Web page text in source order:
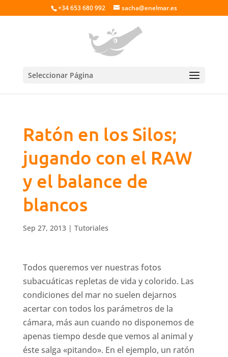
+34 653 680 992 sacha@enelmar.es
Seleccionar Página
Ratón en los Silos;
jugando con el RAW
y el balance de
blancos
Sep 27, 2013| Tutoriales
Todos queremos ver nuestras fotos
subacuáticas repletas de vida y colorido. Las
condiciones del mar no suelen dejarnos
acertar con todos los parámetros de la
cámara, más aun cuando no disponemos de
apenas tiempo desde que vemos al animal y
éste salga «pitando». En el ejemplo, un ratón